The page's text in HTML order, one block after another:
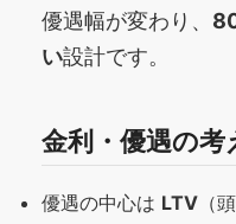
優遇幅が変わり、
い設計です。
金利・優遇の考
優遇の中心は LTV （